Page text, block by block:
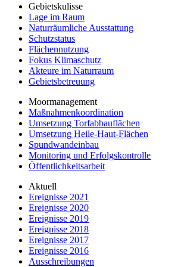
Gebietskulisse
Lage im Raum
Naturräumliche Ausstattung
Schutzstatus
Flächennutzung
Fokus Klimaschutz
Akteure im Naturraum
Gebietsbetreuung
Moormanagement
Maßnahmenkoordination
Umsetzung Torfabbauflächen
Umsetzung Heile-Haut-Flächen
Spundwandeinbau
Monitoring und Erfolgskontrolle
Öffentlichkeitsarbeit
Aktuell
Ereignisse 2021
Ereignisse 2020
Ereignisse 2019
Ereignisse 2018
Ereignisse 2017
Ereignisse 2016
Ausschreibungen